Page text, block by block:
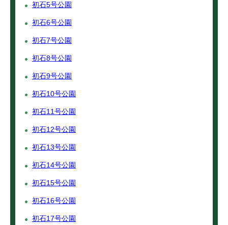
初石5号公園
初石6号公園
初石7号公園
初石8号公園
初石9号公園
初石10号公園
初石11号公園
初石12号公園
初石13号公園
初石14号公園
初石15号公園
初石16号公園
初石17号公園